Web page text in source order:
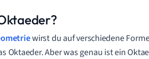
wirst du auf verschiedene
Oktaeder. Aber was genau ist ein